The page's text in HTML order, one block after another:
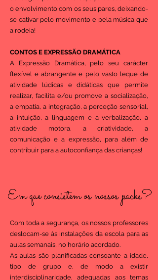
o envolvimento com os seus pares, deixando-
se cativar pelo movimento e pela música que
a rodeia!
CONTOS E EXPRESSÃO DRAMÁTICA
A Expressão Dramática, pelo seu carácter
flexível e abrangente e pelo vasto leque de
atividade lúdicas e didáticas que permite
realizar, facilita e/ou promove a socialização,
a empatia, a integração, a perceção sensorial,
a intuição, a linguagem e a verbalização, a
atividade motora, a criatividade, a
comunicação e a expressão, para além de
contribuir para a autoconfiança das crianças!
Em que consistem os nossos packs?
Com toda a segurança, os nossos professores
deslocam-se às instalações da escola para as
aulas semanais, no horário acordado.
As aulas são planificadas consoante a idade,
tipo de grupo e, de modo a existir
interdisciplinaridade, adequadas aos temas